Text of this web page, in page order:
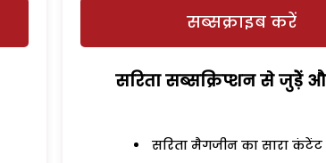
सब्सक्राइब करें
सरिता सब्सक्रिप्शन से जुड़ेें
सरिता मैगजीन का सारा कंटेंट